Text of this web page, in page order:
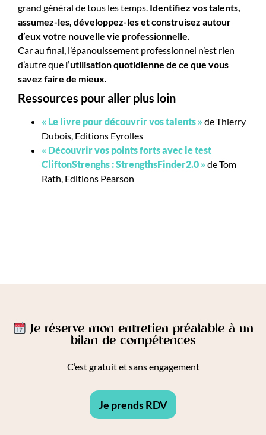
grand général de tous les temps. Identifiez vos talents,
assumez-les, développez-les et construisez autour
d’eux votre nouvelle vie professionnelle.
Car au final, l’épanouissement professionnel n’est rien
d’autre que l’utilisation quotidienne de ce que vous
savez faire de mieux.
Ressources pour aller plus loin
« Le livre pour découvrir vos talents »de Thierry
Dubois, Editions Eyrolles
« Découvrir vos points forts avec le test
CliftonStrenghs : StrengthsFinder2.0 »de Tom
Rath, Editions Pearson
Je réserve mon entretien préalable à un
bilan de compétences
C’est gratuit et sans engagement
Je prends RDV